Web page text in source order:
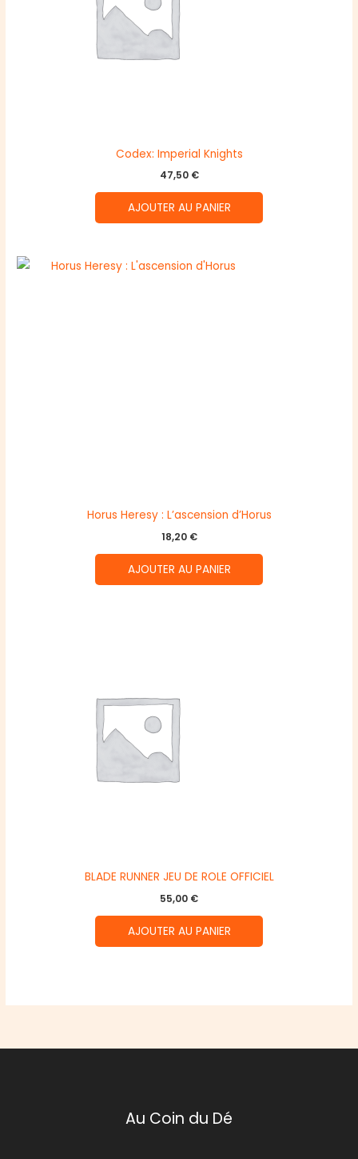
Codex: Imperial Knights
47,50 €
AJOUTER AU PANIER
Horus Heresy : L’ascension d’Horus
18,20 €
AJOUTER AU PANIER
BLADE RUNNER JEU DE ROLE OFFICIEL
55,00 €
AJOUTER AU PANIER
Au Coin du Dé